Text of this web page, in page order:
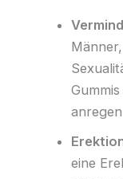
eine